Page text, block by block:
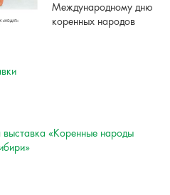
Международному дню
коренных народов
выставка «Коренные народы